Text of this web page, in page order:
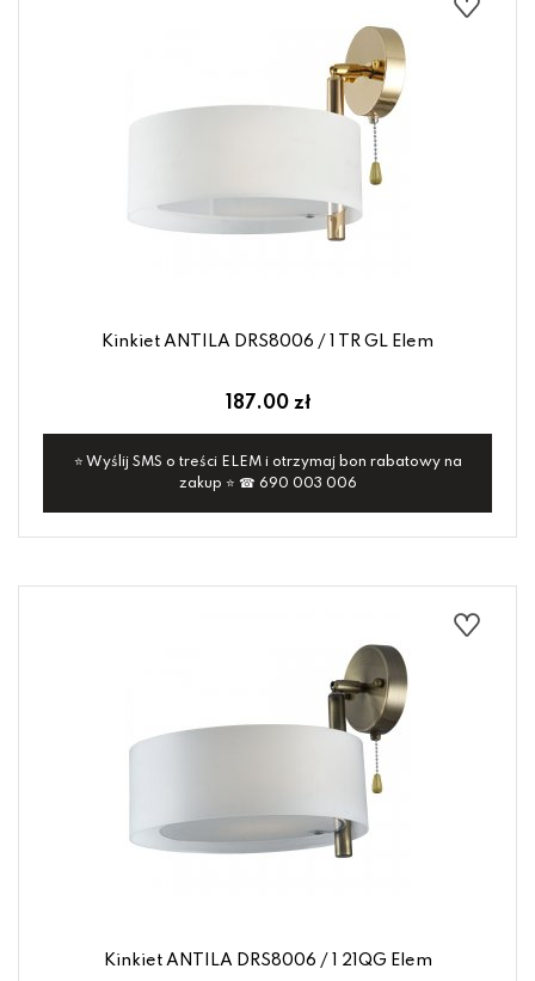
Kinkiet ANTILA DRS8006 / 1 TR GL Elem
187.00 zł
⭐ Wyślij SMS o treści ELEM i otrzymaj bon rabatowy na
zakup ⭐ ☎ 690 003 006
Kinkiet ANTILA DRS8006 / 1 21QG Elem